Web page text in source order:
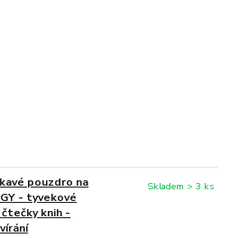
pouzdro na
- tyvekové
knih -
Skladem > 3 ks